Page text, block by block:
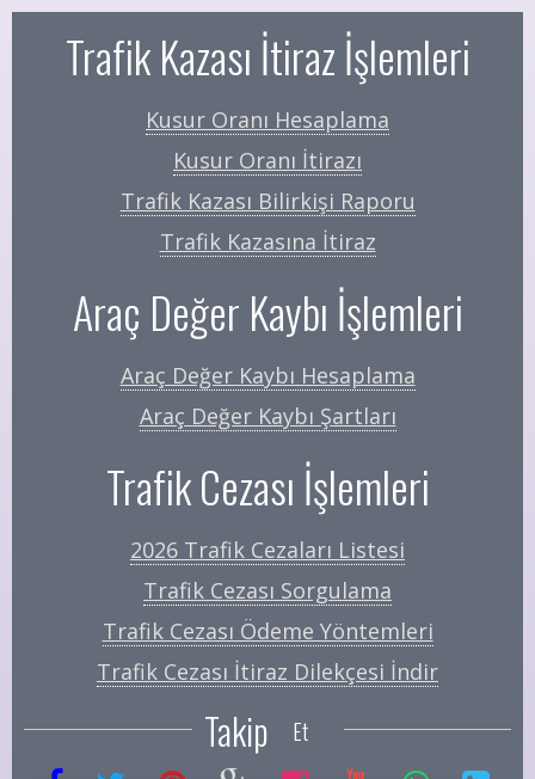
Trafik Kazası İtiraz İşlemleri
Kusur Oranı Hesaplama
Kusur Oranı İtirazı
Trafik Kazası Bilirkişi Raporu
Trafik Kazasına İtiraz
Araç Değer Kaybı İşlemleri
Araç Değer Kaybı Hesaplama
Araç Değer Kaybı Şartları
Trafik Cezası İşlemleri
2026 Trafik Cezaları Listesi
Trafik Cezası Sorgulama
Trafik Cezası Ödeme Yöntemleri
Trafik Cezası İtiraz Dilekçesi İndir
Takip Et